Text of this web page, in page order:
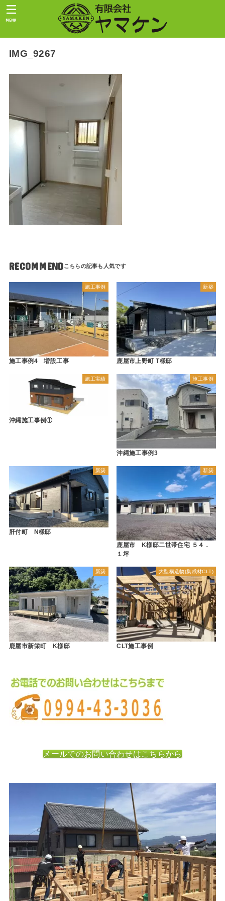
MENU
IMG_9267
RECOMMEND
施工事例
施工事例4 増設工事
新築
鹿屋市上野町 T様邸
施工実績
沖縄施工事例①
施工事例
沖縄施工事例3
新築
肝付町 N様邸
新築
鹿屋市 K様邸二世帯住宅 ５４．
１坪
新築
鹿屋市新栄町 K様邸
大型構造物(集成材CLT)
CLT施工事例
メールでのお問い合わせはこちらから